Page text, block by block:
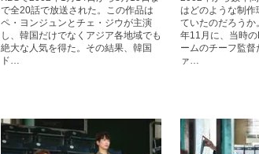
で全20話で放送された。この作品は
ペ・ヨンジュンとチェ・ジウが主演
し、韓国だけでなくアジア各地域でも
絶大な人気を得た。その結果、韓国
ド…
はどのような制作
ていたのだろう
年11月に、当時
ームのチーフ監
ァ…